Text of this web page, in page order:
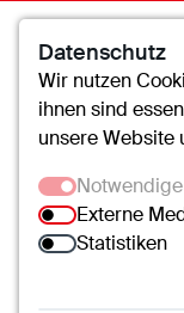
Datenschutz
Wir nutzen
ihnen sind
unsere Website
Externe
Statistiken